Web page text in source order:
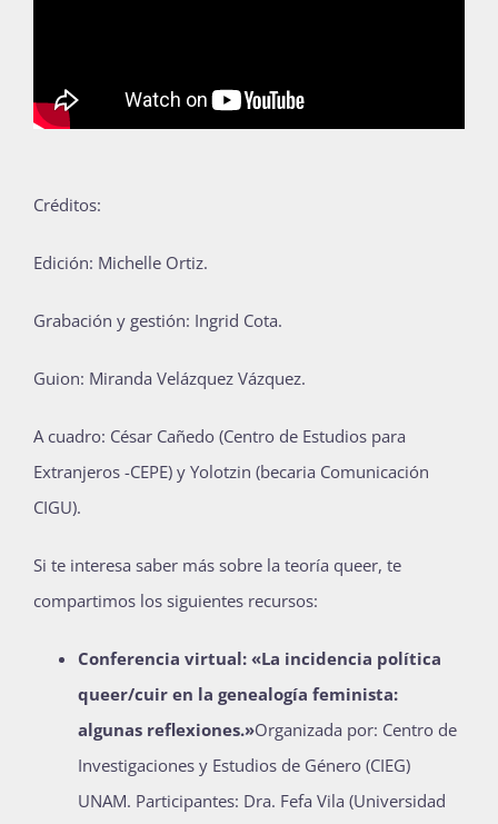
Créditos:
Edición: Michelle Ortiz.
Grabación y gestión: Ingrid Cota.
Guion: Miranda Velázquez Vázquez.
A cuadro: César Cañedo (Centro de Estudios para
Extranjeros -CEPE) y Yolotzin (becaria Comunicación
CIGU).
Si te interesa saber más sobre la teoría queer, te
compartimos los siguientes recursos:
Conferencia virtual: «La incidencia política
queer/cuir en la genealogía feminista:
algunas reflexiones.»Organizada por: Centro de
Investigaciones y Estudios de Género (CIEG)
UNAM. Participantes: Dra. Fefa Vila (Universidad